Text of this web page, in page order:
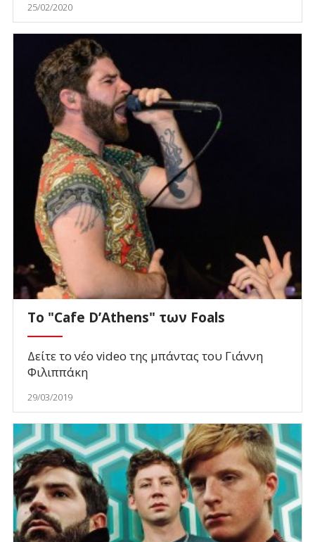
25/02/2020
To "Cafe D’Athens" των Foals
Δείτε το νέο video της μπάντας του Γιάννη
Φιλιππάκη
29/03/2019